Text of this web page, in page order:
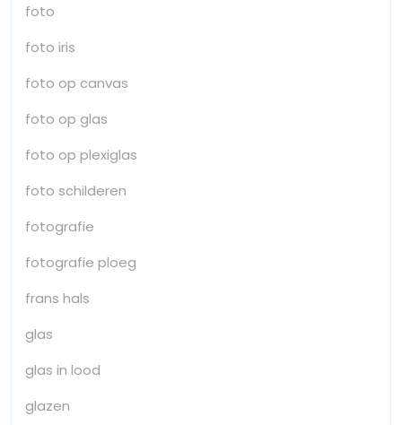
foto
foto iris
foto op canvas
foto op glas
foto op plexiglas
foto schilderen
fotografie
fotografie ploeg
frans hals
glas
glas in lood
glazen